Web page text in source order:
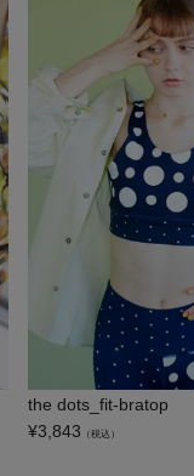
the dots_fit-bratop
¥3,843 （税込）